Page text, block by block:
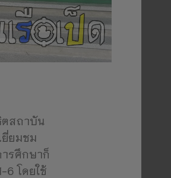
ตสถาบัน
ยี่ยมชม
ารศึกษาก็
6 โดยใช้